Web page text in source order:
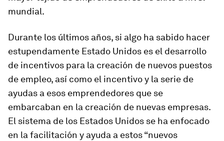
mundial.
Durante los últimos años, si algo ha sabido hacer
estupendamente Estado Unidos es el desarrollo
de incentivos para la creación de nuevos puestos
de empleo, así como el incentivo y la serie de
ayudas a esos emprendedores que se
embarcaban en la creación de nuevas empresas.
El sistema de los Estados Unidos se ha enfocado
en la facilitación y ayuda a estos “nuevos